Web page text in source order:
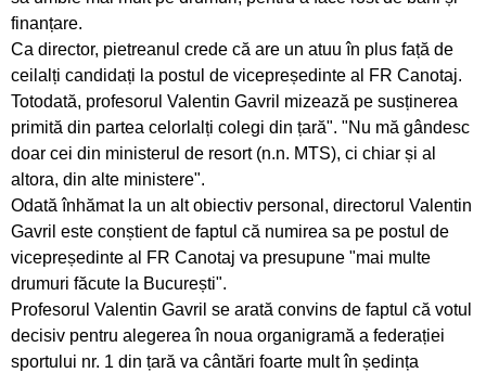
Doi atleți pietreni au adus medalii importante
lotului României
Obiective îndeplinite pentru atleții CS Ceahlăul
și LPS Piatra Neamț
Un titlu continental și o medalie de bronz
pentru flotila pietreană
Ionuț Măriuța și Gabriel Marcel sunt campioni
naționali
Pietrenii, învingători în Cupa României Under 15
finanțare.
Ca director, pietreanul crede că are un atuu în plus față de
ceilalți candidați la postul de vicepreședinte al FR Canotaj.
Totodată, profesorul Valentin Gavril mizează pe susținerea
primită din partea celorlalți colegi din țară". "Nu mă gândesc
doar cei din ministerul de resort (n.n. MTS), ci chiar și al
altora, din alte ministere".
Odată înhămat la un alt obiectiv personal, directorul Valentin
Gavril este conștient de faptul că numirea sa pe postul de
vicepreședinte al FR Canotaj va presupune "mai multe
drumuri făcute la București".
Profesorul Valentin Gavril se arată convins de faptul că votul
decisiv pentru alegerea în noua organigramă a federației
sportului nr. 1 din țară va cântări foarte mult în ședința